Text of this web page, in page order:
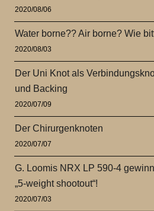
2020/08/06
Water borne?? Air borne? Wie
2020/08/03
Der Uni Knot als
und Backing
2020/07/09
Der Chirurgenknoten
2020/07/07
G. Loomis NRX LP 590-4
„5-weight shootout“!
2020/07/03